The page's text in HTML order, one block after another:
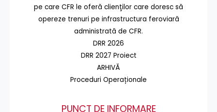
pe care CFR le oferă clienţilor care doresc să
opereze trenuri pe infrastructura feroviară
administrată de CFR.
DRR 2026
DRR 2027 Proiect
ARHIVĂ
Proceduri Operaționale
PUNCT DE INFORMARE